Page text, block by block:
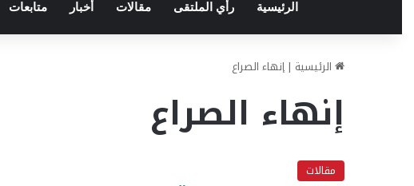
الرئيسية رأي الملتقى مقالات أخبار متابعات
الرئيسية | إنهاء الصراع
إنهاء الصراع
مقالات